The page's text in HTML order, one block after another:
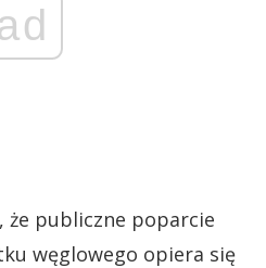
że publiczne poparcie
węglowego opiera się